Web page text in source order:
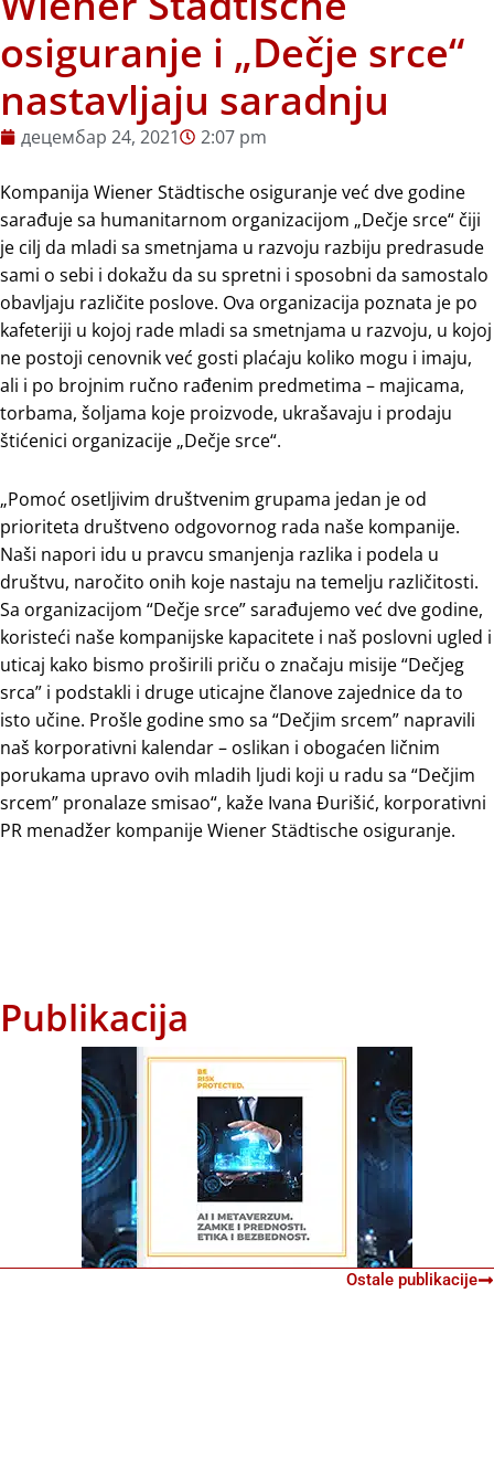
osiguranje i „Dečje srce“
nastavljaju saradnju
децембар 24, 2021 2:07 pm
Kompanija Wiener Städtische osiguranje već dve godine
sarađuje sa humanitarnom organizacijom „Dečje srce“ čiji
je cilj da mladi sa smetnjama u razvoju razbiju predrasude
sami o sebi i dokažu da su spretni i sposobni da samostalo
obavljaju različite poslove. Ova organizacija poznata je po
kafeteriji u kojoj rade mladi sa smetnjama u razvoju, u kojoj
ne postoji cenovnik već gosti plaćaju koliko mogu i imaju,
ali i po brojnim ručno rađenim predmetima – majicama,
torbama, šoljama koje proizvode, ukrašavaju i prodaju
štićenici organizacije „Dečje srce“.
„Pomoć osetljivim društvenim grupama jedan je od
prioriteta društveno odgovornog rada naše kompanije.
Naši napori idu u pravcu smanjenja razlika i podela u
društvu, naročito onih koje nastaju na temelju različitosti.
Sa organizacijom “Dečje srce” sarađujemo već dve godine,
koristeći naše kompanijske kapacitete i naš poslovni ugled i
uticaj kako bismo proširili priču o značaju misije “Dečjeg
srca” i podstakli i druge uticajne članove zajednice da to
isto učine. Prošle godine smo sa “Dečjim srcem” napravili
naš korporativni kalendar – oslikan i obogaćen ličnim
porukama upravo ovih mladih ljudi koji u radu sa “Dečjim
srcem” pronalaze smisao“, kaže Ivana Đurišić, korporativni
PR menadžer kompanije Wiener Städtische osiguranje.
Publikacija
Ostale publikacije